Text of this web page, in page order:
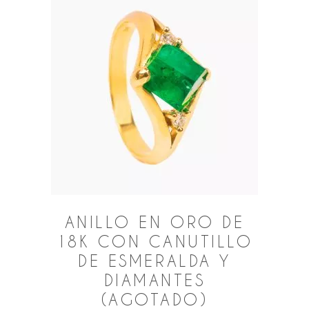
ANILLO EN ORO DE
18K CON CANUTILLO
DE ESMERALDA Y
DIAMANTES
(AGOTADO)